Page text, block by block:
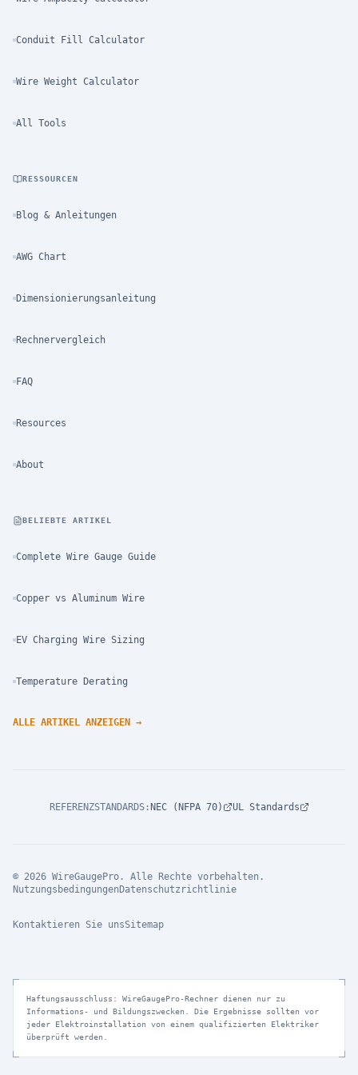
Conduit Fill Calculator
Wire Weight Calculator
All Tools
RESSOURCEN
Blog & Anleitungen
AWG Chart
Dimensionierungsanleitung
Rechnervergleich
FAQ
Resources
About
BELIEBTE ARTIKEL
Complete Wire Gauge Guide
Copper vs Aluminum Wire
EV Charging Wire Sizing
Temperature Derating
ALLE ARTIKEL ANZEIGEN →
REFERENZSTANDARDS: NEC (NFPA 70) UL Standards
© 2026 WireGaugePro. Alle Rechte vorbehalten.
Nutzungsbedingungen Datenschutzrichtlinie
Kontaktieren Sie unsSitemap
Haftungsausschluss: WireGaugePro-Rechner dienen nur zu
Informations- und Bildungszwecken. Die Ergebnisse sollten vor
jeder Elektroinstallation von einem qualifizierten Elektriker
überprüft werden.